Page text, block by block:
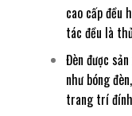
cao cấp đều
tác đều là
Đèn được
như bóng
trang trí